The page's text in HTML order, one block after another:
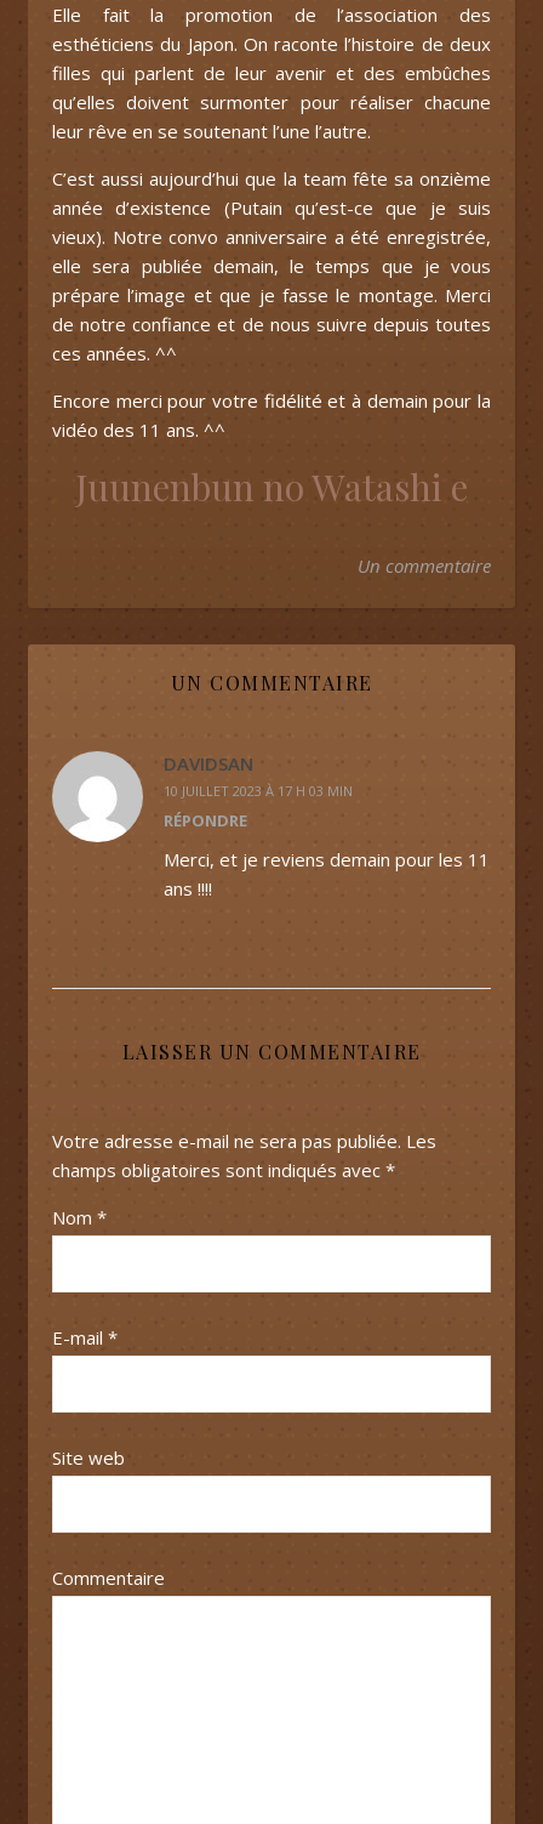
Elle fait la promotion de l’association des
esthéticiens du Japon. On raconte l’histoire de deux
filles qui parlent de leur avenir et des embûches
qu’elles doivent surmonter pour réaliser chacune
leur rêve en se soutenant l’une l’autre.
C’est aussi aujourd’hui que la team fête sa onzième
année d’existence (Putain qu’est-ce que je suis
vieux). Notre convo anniversaire a été enregistrée,
elle sera publiée demain, le temps que je vous
prépare l’image et que je fasse le montage. Merci
de notre confiance et de nous suivre depuis toutes
ces années. ^^
Encore merci pour votre fidélité et à demain pour la
vidéo des 11 ans. ^^
Juunenbun no Watashi e
Un commentaire
UN COMMENTAIRE
DAVIDSAN
10 JUILLET 2023 À 17 H 03 MIN
RÉPONDRE
Merci, et je reviens demain pour les 11
ans !!!!
LAISSER UN COMMENTAIRE
Votre adresse e-mail ne sera pas publiée. Les
champs obligatoires sont indiqués avec *
Nom *
E-mail *
Site web
Commentaire